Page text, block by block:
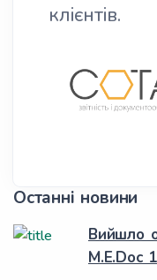
клієнтів.
Останні новини
Вийшло
M.E.Doc